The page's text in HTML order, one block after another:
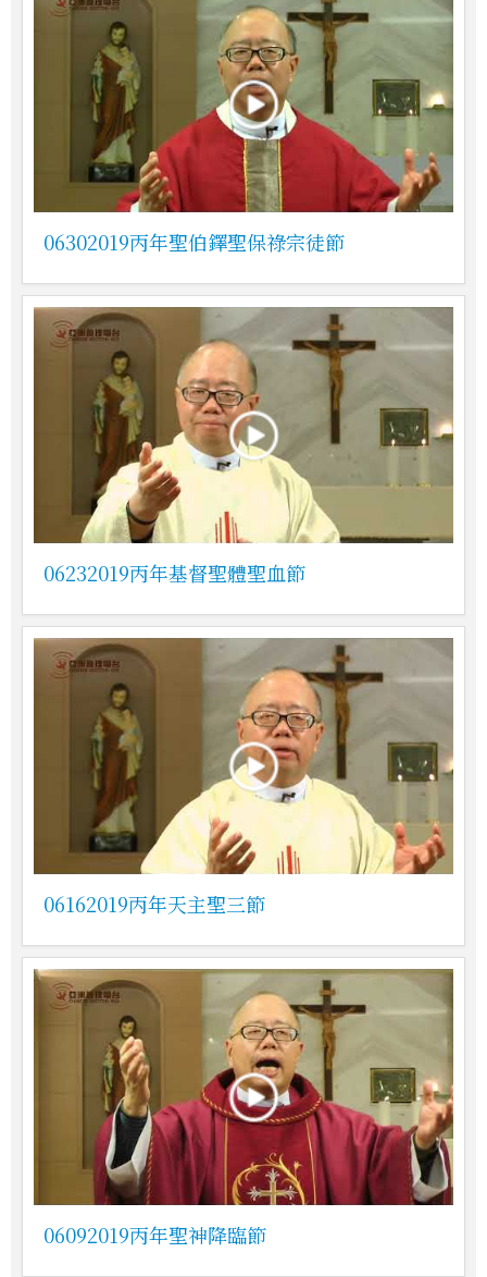
06302019丙年聖伯鐸聖保祿宗徒節
06232019丙年基督聖體聖血節
06162019丙年天主聖三節
06092019丙年聖神降臨節